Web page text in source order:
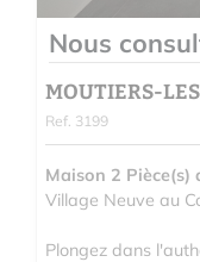
MOUTIERS-
Ref. 3199
Maison 2 Pièce(s)
Village Neuve au
Plongez dans
Nous